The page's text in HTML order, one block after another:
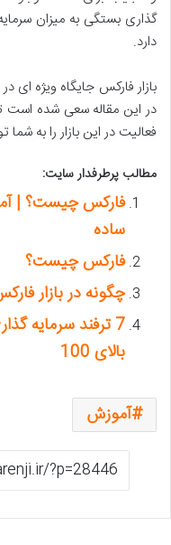
گذاری بستگی به میزان
دارد.
بازار فارکس جایگاه ویژه ای
در این مقاله سعی شده است
فعالیت در این بازار را به
مطالب پرطرفدار سایت:
فارکس چیست؟ |
ساده
فارکس چیست؟
چگونه در بازار
7 ترفند سرمایه
بالای 100
آموزش